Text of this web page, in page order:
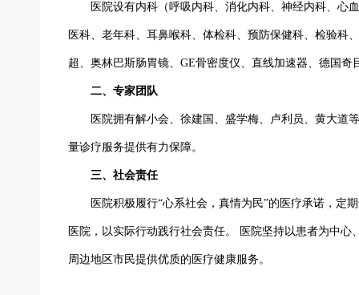
医院设有内科（呼吸内科、消化内科、神经内科、心
医科、老年科、耳鼻喉科、体检科、预防保健科、检验科
超、奥林巴斯肠胃镜、GE骨密度仪、直线加速器、德国
二、专家团队
医院拥有解小会、徐建国、盛学梅、卢利员、黄大道
量诊疗服务提供有力保障。
三、社会责任
医院积极履行“心系社会，真情为民”的医疗承诺，定
医院，以实际行动践行社会责任。 医院坚持以患者为中
周边地区市民提供优质的医疗健康服务。